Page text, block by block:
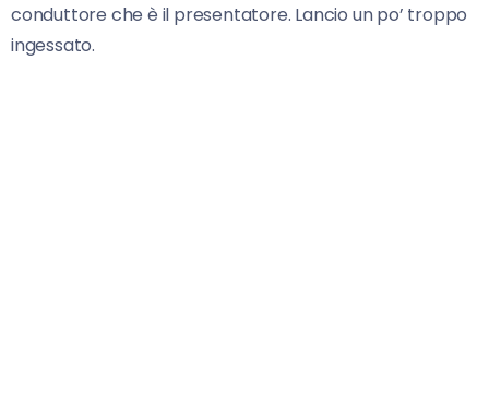
conduttore che è il presentatore. Lancio un po’ troppo
ingessato.